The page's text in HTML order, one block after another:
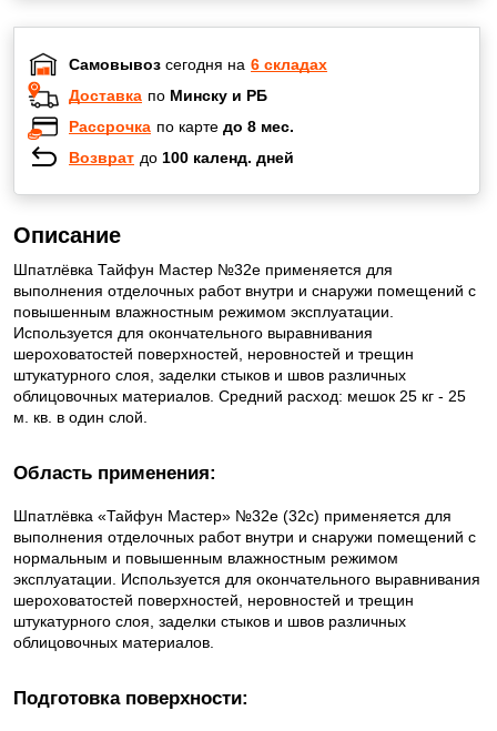
Самовывоз сегодня на 6 складах
Доставка по Минску и РБ
Рассрочка по карте до 8 мес.
Возврат до 100 календ. дней
Описание
Шпатлёвка Тайфун Мастер №32е применяется для
выполнения отделочных работ внутри и снаружи помещений с
повышенным влажност­ным режимом эксплуатации.
Используется для окончательного вырав­ни­вания
шероховатостей поверхностей, неровностей и трещин
штукатур­ного слоя, заделки стыков и швов различных
облицовочных материалов. Средний расход: мешок 25 кг - 25
м. кв. в один слой.
Область применения:
Шпатлёвка «Тайфун Мастер» №32е (32с) применяется для
выполнения отделочных работ внутри и снаружи помещений с
нормальным и повышенным влажност­ным режимом
эксплуатации. Используется для окончательного вырав­ни­вания
шероховатостей поверхностей, неровностей и трещин
штукатур­ного слоя, заделки стыков и швов различных
облицовочных материалов.
Подготовка поверхности: